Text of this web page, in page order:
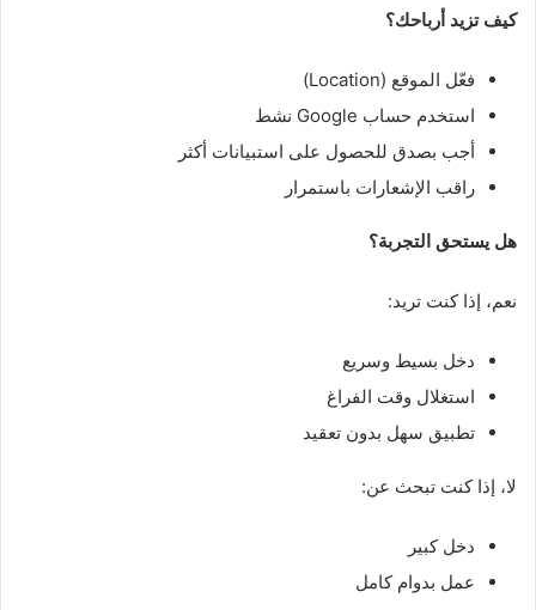
كيف تزيد أرباحك؟
فعّل الموقع (Location)
استخدم حساب Google نشط
أجب بصدق للحصول على استبيانات أكثر
راقب الإشعارات باستمرار
هل يستحق التجربة؟
نعم، إذا كنت تريد:
دخل بسيط وسريع
استغلال وقت الفراغ
تطبيق سهل بدون تعقيد
لا، إذا كنت تبحث عن:
دخل كبير
عمل بدوام كامل